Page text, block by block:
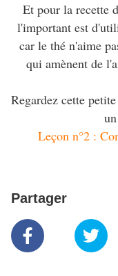
Et pour la recette
l'important est
car le thé n'aime
qui amènent de
Regardez cette
Leçon n°2 :
Partager